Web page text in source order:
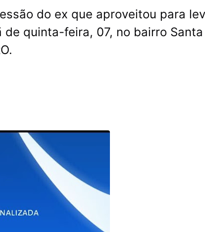
do ex que aproveitou para
quinta-feira, 07, no bairro Santa